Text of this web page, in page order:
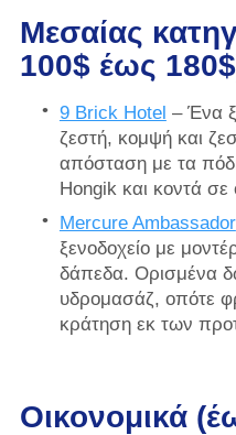
Μεσαίας
100$ έως
9 Brick Hotel – Ένα
ζεστή, κομψή και
απόσταση με τα
Hongik και κοντά
Mercure Ambassador
ξενοδοχείο με
δάπεδα. Ορισμένα
υδρομασάζ, οπότε
κράτηση εκ των
Οικονομικά